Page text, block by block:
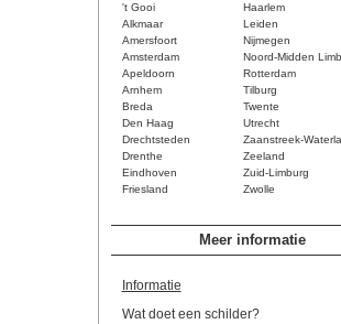
't Gooi
Haarlem
Alkmaar
Leiden
Amersfoort
Nijmegen
Amsterdam
Noord-Midden
Apeldoorn
Rotterdam
Arnhem
Tilburg
Breda
Twente
Den Haag
Utrecht
Drechtsteden
Zaanstreek-
Drenthe
Zeeland
Eindhoven
Zuid-Limburg
Friesland
Zwolle
Meer informatie
Informatie
Wat doet een schilder?